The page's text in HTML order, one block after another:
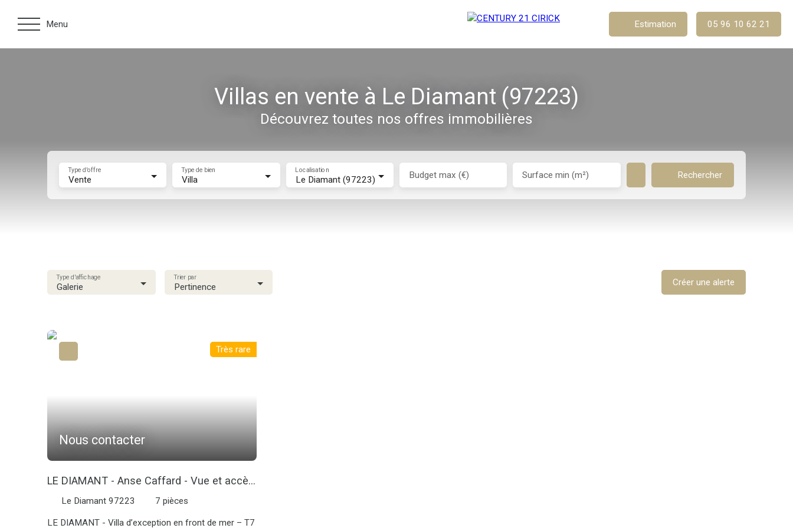
Menu Estimation 05 96 10 62 21
Villas en vente à Le Diamant (97223)
Découvrez toutes nos offres immobilières
Vente
Type d'offre
Villa
Type de bien
Le Diamant (97223)
Localisation Budget max (€) Surface min (m²) Rechercher
Galerie
Type d'affichage
Pertinence
Trier par Créer une alerte
Nous contacter
Très rare
LE DIAMANT - Anse Caffard - Vue et accès
merLe Diamant 97223 7 pièces
LE DIAMANT - Villa d’exception en front de mer – T7